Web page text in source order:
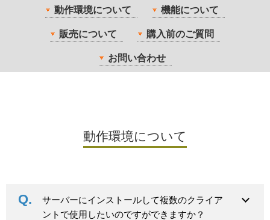
動作環境について 機能について
販売について 購入前のご質問
お問い合わせ
動作環境について
サーバーにインストールして複数のクライア
ントで使用したいのですができますか？